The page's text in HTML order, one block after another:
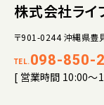
株式会社ライ
〒901-0244 沖縄県豊
TEL. 098-850-
[ 営業時間 10:00～